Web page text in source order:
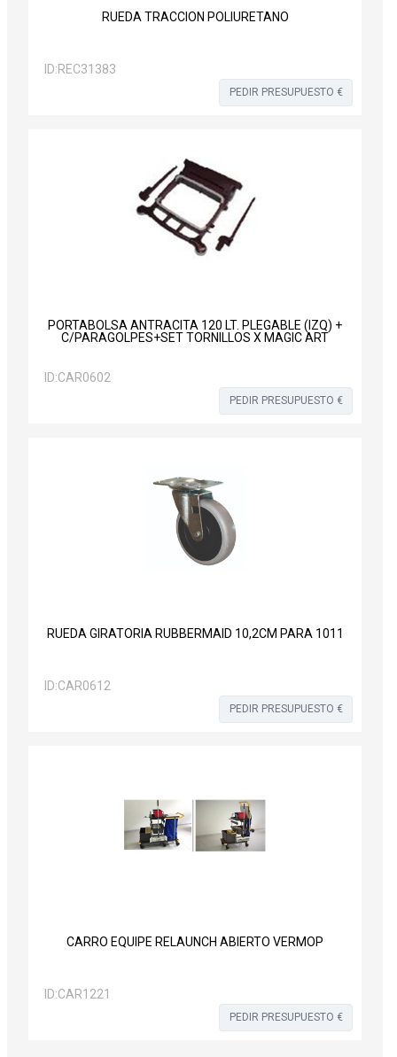
RUEDA TRACCION POLIURETANO
ID:REC31383
PEDIR PRESUPUESTO €
PORTABOLSA ANTRACITA 120 LT. PLEGABLE (IZQ) +
C/PARAGOLPES+SET TORNILLOS X MAGIC ART
ID:CAR0602
PEDIR PRESUPUESTO €
RUEDA GIRATORIA RUBBERMAID 10,2CM PARA 1011
ID:CAR0612
PEDIR PRESUPUESTO €
CARRO EQUIPE RELAUNCH ABIERTO VERMOP
ID:CAR1221
PEDIR PRESUPUESTO €